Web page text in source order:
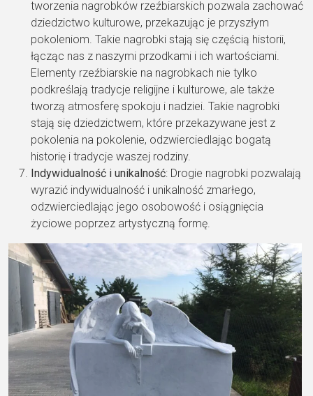
tworzenia nagrobków rzeźbiarskich pozwala zachować
dziedzictwo kulturowe, przekazując je przyszłym
pokoleniom. Takie nagrobki stają się częścią historii,
łącząc nas z naszymi przodkami i ich wartościami.
Elementy rzeźbiarskie na nagrobkach nie tylko
podkreślają tradycje religijne i kulturowe, ale także
tworzą atmosferę spokoju i nadziei. Takie nagrobki
stają się dziedzictwem, które przekazywane jest z
pokolenia na pokolenie, odzwierciedlając bogatą
historię i tradycje waszej rodziny.
Indywidualność i unikalność: Drogie nagrobki pozwalają
wyrazić indywidualność i unikalność zmarłego,
odzwierciedlając jego osobowość i osiągnięcia
życiowe poprzez artystyczną formę.